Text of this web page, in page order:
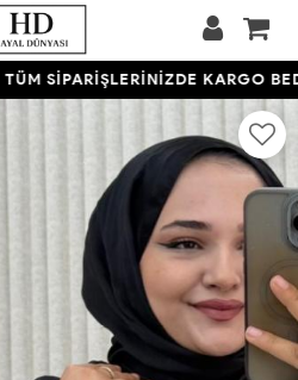
TÜM SİPARİŞLERİNİZDE KARGO